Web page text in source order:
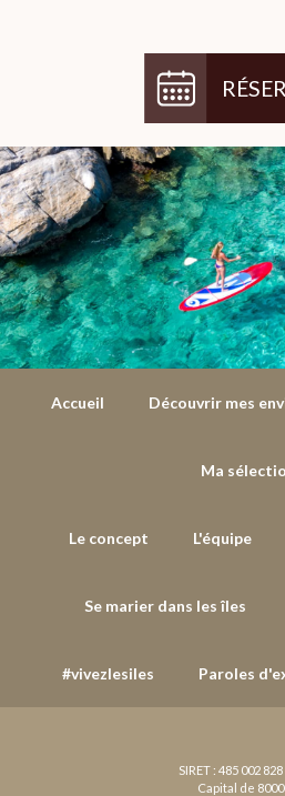
Accueil Découvrir mes
Ma
Le concept L'équipe
Se marier dans les îles
#vivezlesiles Paroles
SIRET : 485 002
Capital de